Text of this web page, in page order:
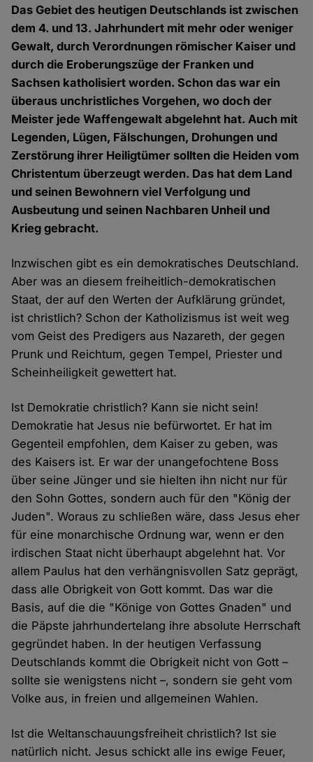
Das Gebiet des heutigen Deutschlands ist zwischen
dem 4. und 13. Jahrhundert mit mehr oder weniger
Gewalt, durch Verordnungen römischer Kaiser und
durch die Eroberungszüge der Franken und
Sachsen katholisiert worden. Schon das war ein
überaus unchristliches Vorgehen, wo doch der
Meister jede Waffengewalt abgelehnt hat. Auch mit
Legenden, Lügen, Fälschungen, Drohungen und
Zerstörung ihrer Heiligtümer sollten die Heiden vom
Christentum überzeugt werden. Das hat dem Land
und seinen Bewohnern viel Verfolgung und
Ausbeutung und seinen Nachbaren Unheil und
Krieg gebracht.
Inzwischen gibt es ein demokratisches Deutschland.
Aber was an diesem freiheitlich-demokratischen
Staat, der auf den Werten der Aufklärung gründet,
ist christlich? Schon der Katholizismus ist weit weg
vom Geist des Predigers aus Nazareth, der gegen
Prunk und Reichtum, gegen Tempel, Priester und
Scheinheiligkeit gewettert hat.
Ist Demokratie christlich? Kann sie nicht sein!
Demokratie hat Jesus nie befürwortet. Er hat im
Gegenteil empfohlen, dem Kaiser zu geben, was
des Kaisers ist. Er war der unangefochtene Boss
über seine Jünger und sie hielten ihn nicht nur für
den Sohn Gottes, sondern auch für den "König der
Juden". Woraus zu schließen wäre, dass Jesus eher
für eine monarchische Ordnung war, wenn er den
irdischen Staat nicht überhaupt abgelehnt hat. Vor
allem Paulus hat den verhängnisvollen Satz geprägt,
dass alle Obrigkeit von Gott kommt. Das war die
Basis, auf die die "Könige von Gottes Gnaden" und
die Päpste jahrhundertelang ihre absolute Herrschaft
gegründet haben. In der heutigen Verfassung
Deutschlands kommt die Obrigkeit nicht von Gott –
sollte sie wenigstens nicht –, sondern sie geht vom
Volke aus, in freien und allgemeinen Wahlen.
Ist die Weltanschauungsfreiheit christlich? Ist sie
natürlich nicht. Jesus schickt alle ins ewige Feuer,